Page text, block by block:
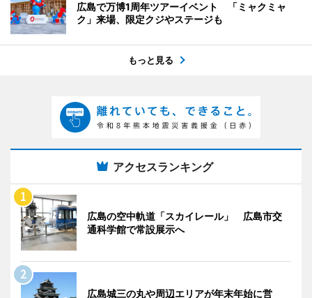
広島で万博1周年ツアーイベント 「ミャクミャ
ク」来場、限定クジやステージも
もっと見る
アクセスランキング
広島の空中軌道「スカイレール」 広島市交
通科学館で常設展示へ
広島城三の丸や周辺エリアが年末年始に営